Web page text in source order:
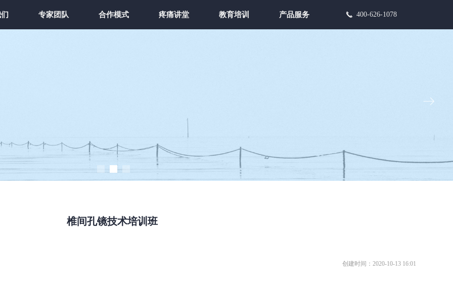
专家团队 合作模式 疼痛讲堂 教育培训 产品服务 끅 400-626-1078
ꁹ
创建时间： 2020-10-13 16:01
椎间孔镜技术培训班